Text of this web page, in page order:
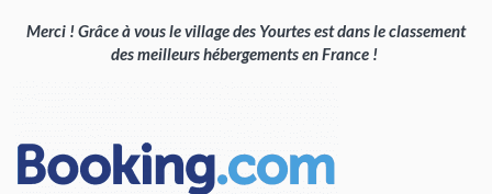
Merci ! Grâce à vous le village des Yourtes est dans le classement
des meilleurs hébergements en France !